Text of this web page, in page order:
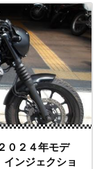
０２４年モデ
ンジェクショ